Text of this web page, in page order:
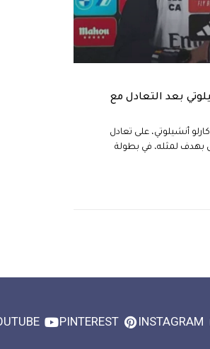
بعد التعادل مع
أنشيلوتي، على تعادل
بهدف لمثله، في بطولة
INSTAGRAM
PINTEREST